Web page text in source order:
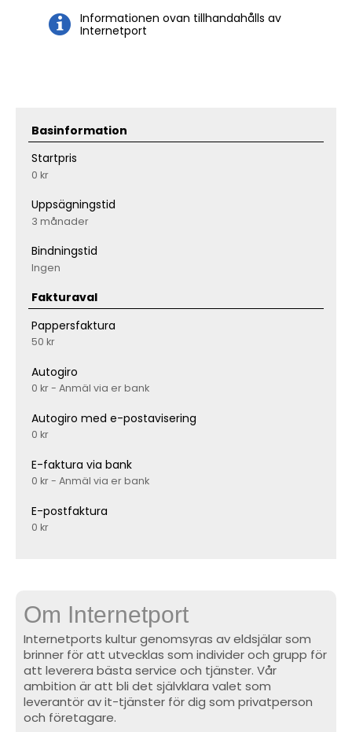
Informationen ovan tillhandahålls av
Internetport
Basinformation
Startpris
0 kr
Uppsägningstid
3 månader
Bindningstid
Ingen
Fakturaval
Pappersfaktura
50 kr
Autogiro
0 kr - Anmäl via er bank
Autogiro med e-postavisering
0 kr
E-faktura via bank
0 kr - Anmäl via er bank
E-postfaktura
0 kr
Om Internetport
Internetports kultur genomsyras av eldsjälar som
brinner för att utvecklas som individer och grupp för
att leverera bästa service och tjänster. Vår
ambition är att bli det självklara valet som
leverantör av it-tjänster för dig som privatperson
och företagare.